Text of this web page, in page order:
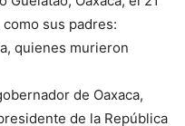
sus padres:
quienes murieron
de Oaxaca,
de la República